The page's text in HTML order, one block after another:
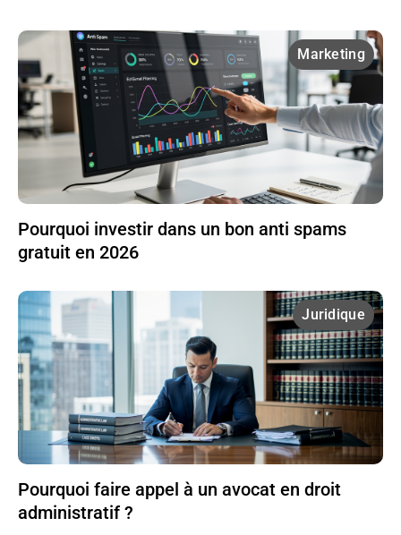
Marketing
Pourquoi investir dans un bon anti spams
gratuit en 2026
Juridique
Pourquoi faire appel à un avocat en droit
administratif ?